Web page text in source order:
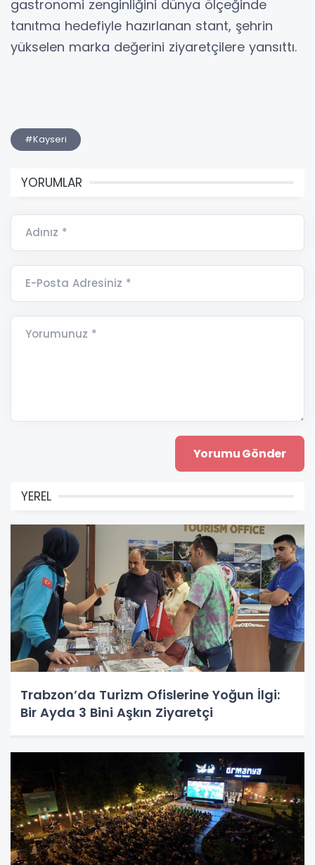
gastronomi zenginliğini dünya ölçeğinde
tanıtma hedefiyle hazırlanan stant, şehrin
yükselen marka değerini ziyaretçilere yansıttı.
#Kayseri
YORUMLAR
Adınız *
E-Posta Adresiniz *
Yorumunuz *
YEREL
Trabzon’da Turizm Ofislerine Yoğun İlgi:
Bir Ayda 3 Bini Aşkın Ziyaretçi